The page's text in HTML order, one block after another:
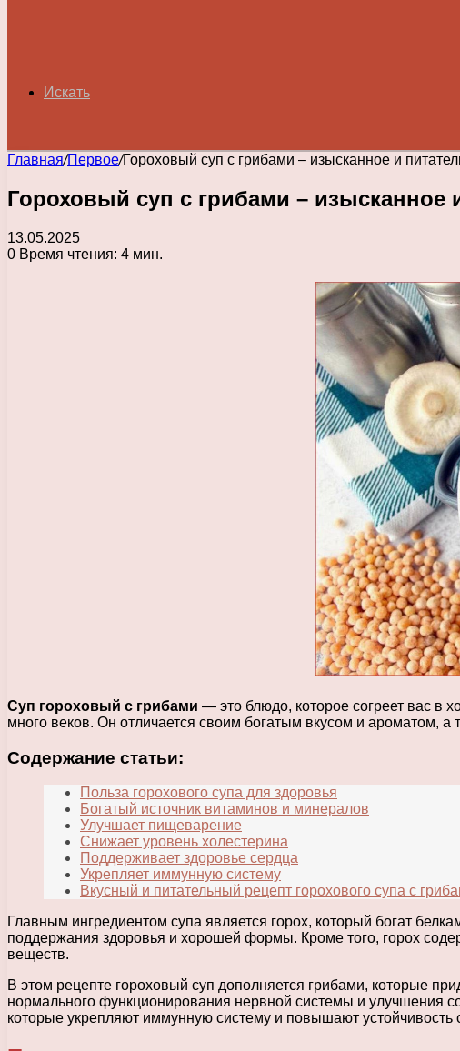
Искать
Главная/Первое/Гороховый суп с грибами – изысканное и
Гороховый суп с грибами – изысканное
13.05.2025
0 Время чтения: 4 мин.
Суп гороховый с грибами — это блюдо, которое согреет вас в
много веков. Он отличается своим богатым вкусом и ароматом,
Содержание статьи:
Польза горохового супа для здоровья
Богатый источник витаминов и минералов
Улучшает пищеварение
Снижает уровень холестерина
Поддерживает здоровье сердца
Укрепляет иммунную систему
Вкусный и питательный рецепт горохового супа с
Главным ингредиентом супа является горох, который богат
поддержания здоровья и хорошей формы. Кроме того, горох
веществ.
В этом рецепте гороховый суп дополняется грибами, которые
нормального функционирования нервной системы и улучшения
которые укрепляют иммунную систему и повышают